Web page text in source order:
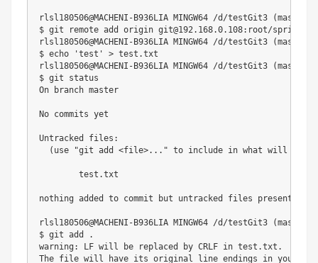
rlsl180506@MACHENI-B936LIA MINGW64 /d/testGit3 (master)
$ git remote add origin git@192.168.0.108:root/
rlsl180506@MACHENI-B936LIA MINGW64 /d/testGit3 (master)
$ echo 'test' > test.txt
rlsl180506@MACHENI-B936LIA MINGW64 /d/testGit3 (master)
$ git status
On branch master
No commits yet
Untracked files:
(use "git add <file>..." to include in what will be
        test.txt
nothing added to commit but untracked files present
rlsl180506@MACHENI-B936LIA MINGW64 /d/testGit3 (master)
$ git add .
warning: LF will be replaced by CRLF in test.txt.
The file will have its original line endings in your